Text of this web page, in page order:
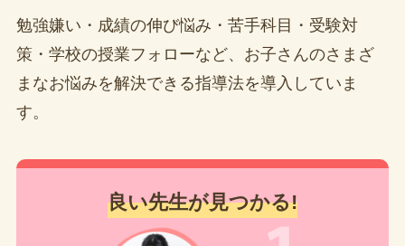
勉強嫌い・成績の伸び悩み・苦手科目・受験対
策・学校の授業フォローなど、お子さんのさまざ
まなお悩みを解決できる指導法を導入していま
す。
良い先生が見つかる!